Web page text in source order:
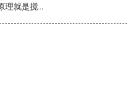
理就是搅...